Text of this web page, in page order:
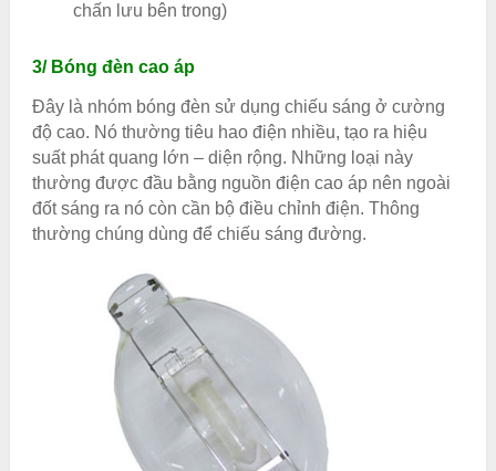
chấn lưu bên trong)
3/ Bóng đèn cao áp
Đây là nhóm bóng đèn sử dụng chiếu sáng ở cường
độ cao. Nó thường tiêu hao điện nhiều, tạo ra hiệu
suất phát quang lớn – diện rộng. Những loại này
thường được đầu bằng nguồn điện cao áp nên ngoài
đốt sáng ra nó còn cần bộ điều chỉnh điện. Thông
thường chúng dùng để chiếu sáng đường.